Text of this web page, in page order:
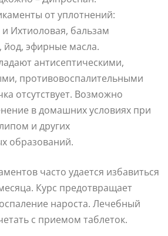
от уплотнений:
Ихтиоловая, бальзам
йод, эфирные масла.
антисептическими,
противовоспалительными
отсутствует. Возможно
в домашних условиях при
и других
образований.
часто удается избавиться
Курс предотвращает
нароста. Лечебный
с приемом таблеток.